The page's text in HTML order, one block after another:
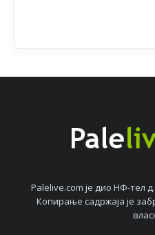
Palelive.com јe дио НФ-тeл
Копирањe садржаја јe